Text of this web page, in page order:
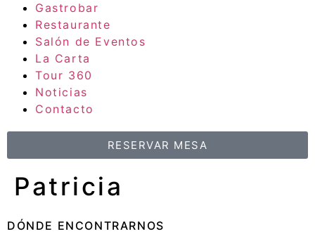
Gastrobar
Restaurante
Salón de Eventos
La Carta
Tour 360
Noticias
Contacto
RESERVAR MESA
Patricia
DÓNDE ENCONTRARNOS